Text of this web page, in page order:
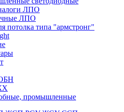
ЛПО
ЛПО
потолка типа "армстронг"
промышленные